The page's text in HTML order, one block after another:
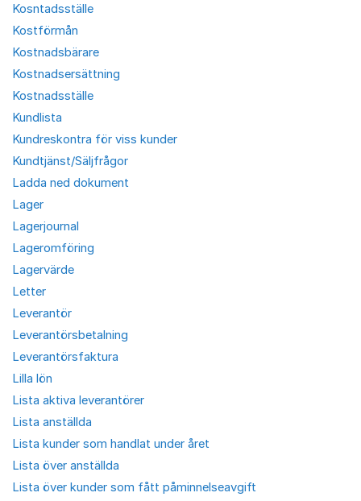
Kosntadsställe
Kostförmån
Kostnadsbärare
Kostnadsersättning
Kostnadsställe
Kundlista
Kundreskontra för viss kunder
Kundtjänst/Säljfrågor
Ladda ned dokument
Lager
Lagerjournal
Lageromföring
Lagervärde
Letter
Leverantör
Leverantörsbetalning
Leverantörsfaktura
Lilla lön
Lista aktiva leverantörer
Lista anställda
Lista kunder som handlat under året
Lista över anställda
Lista över kunder som fått påminnelseavgift